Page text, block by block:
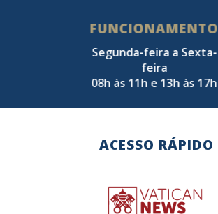
FUNCIONAMENTO
Segunda-feira a Sexta-
feira
08h às 11h e 13h às 17h
ACESSO RÁPIDO